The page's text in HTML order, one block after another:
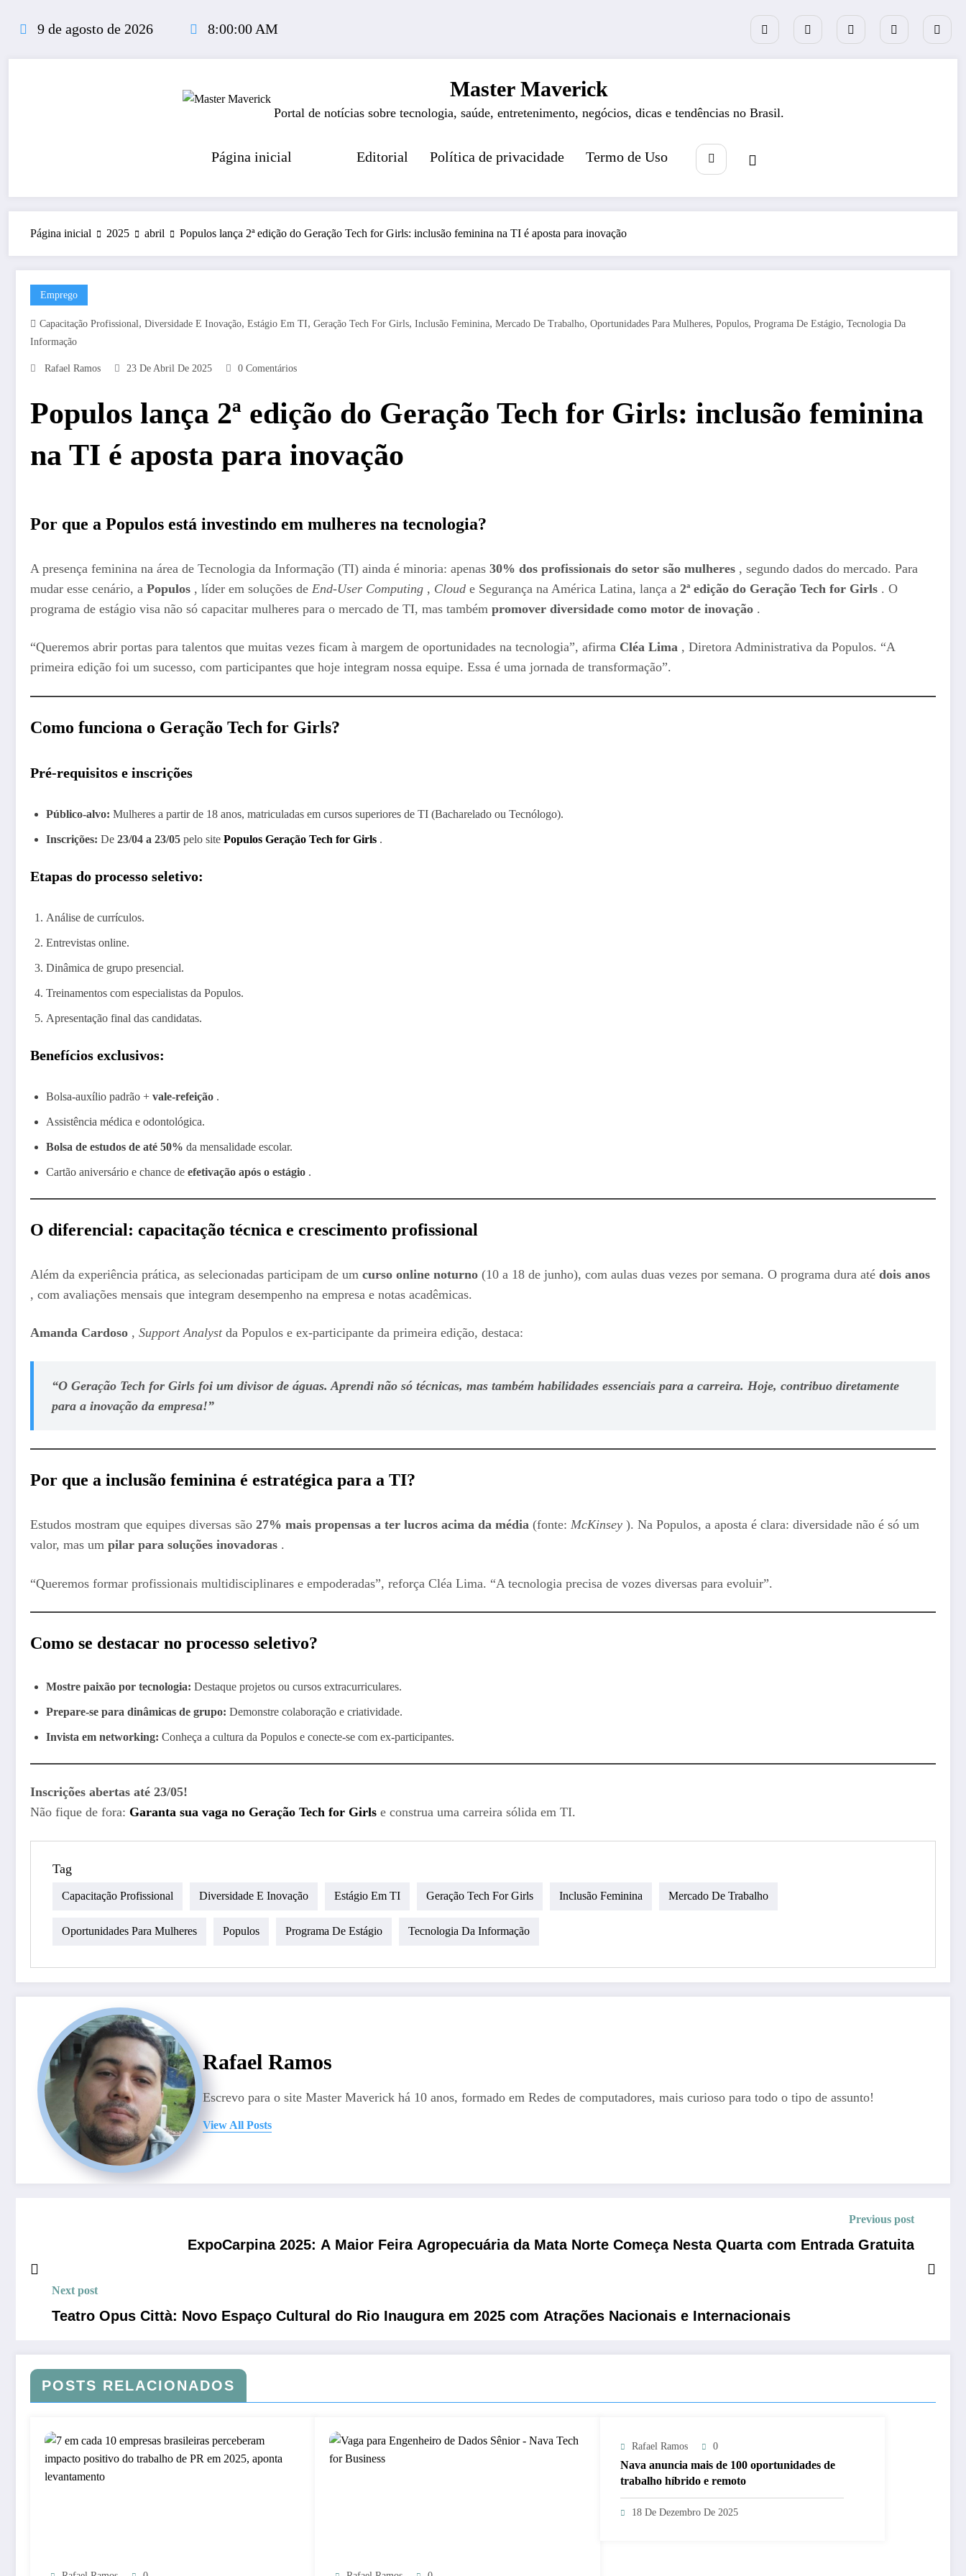
conteúdo
9 de agosto de 2026 8:00:01 AM
Master Maverick
Portal de notícias sobre tecnologia, saúde, entretenimento, negócios, dicas e tendências no Brasil.
Página inicial Editorial Política de privacidade Termo de Uso
Página inicial 2025 abril Populos lança 2ª edição do Geração Tech for Girls: inclusão feminina na TI é aposta para inovação
Emprego
Capacitação Profissional, Diversidade E Inovação, Estágio Em TI, Geração Tech For Girls, Inclusão Feminina, Mercado De Trabalho, Oportunidades Para Mulheres, Populos, Programa De Estágio, Tecnologia Da
Informação
Rafael Ramos 23 De Abril De 2025 0 Comentários
Populos lança 2ª edição do Geração Tech for Girls: inclusão feminina
na TI é aposta para inovação
Por que a Populos está investindo em mulheres na tecnologia?
A presença feminina na área de Tecnologia da Informação (TI) ainda é minoria: apenas 30% dos profissionais do setor são mulheres , segundo dados do mercado. Para
mudar esse cenário, a Populos , líder em soluções de End-User Computing , Cloud e Segurança na América Latina, lança a 2ª edição do Geração Tech for Girls . O
programa de estágio visa não só capacitar mulheres para o mercado de TI, mas também promover diversidade como motor de inovação .
“Queremos abrir portas para talentos que muitas vezes ficam à margem de oportunidades na tecnologia”, afirma Cléa Lima , Diretora Administrativa da Populos. “A
primeira edição foi um sucesso, com participantes que hoje integram nossa equipe. Essa é uma jornada de transformação”.
Como funciona o Geração Tech for Girls?
Pré-requisitos e inscrições
Público-alvo: Mulheres a partir de 18 anos, matriculadas em cursos superiores de TI (Bacharelado ou Tecnólogo).
Inscrições: De 23/04 a 23/05 pelo site Populos Geração Tech for Girls .
Etapas do processo seletivo:
Análise de currículos.
Entrevistas online.
Dinâmica de grupo presencial.
Treinamentos com especialistas da Populos.
Apresentação final das candidatas.
Benefícios exclusivos:
Bolsa-auxílio padrão + vale-refeição .
Assistência médica e odontológica.
Bolsa de estudos de até 50% da mensalidade escolar.
Cartão aniversário e chance de efetivação após o estágio .
O diferencial: capacitação técnica e crescimento profissional
Além da experiência prática, as selecionadas participam de um curso online noturno (10 a 18 de junho), com aulas duas vezes por semana. O programa dura até dois anos
, com avaliações mensais que integram desempenho na empresa e notas acadêmicas.
Amanda Cardoso , Support Analyst da Populos e ex-participante da primeira edição, destaca:
“O Geração Tech for Girls foi um divisor de águas. Aprendi não só técnicas, mas também habilidades essenciais para a carreira. Hoje, contribuo diretamente
para a inovação da empresa!”
Por que a inclusão feminina é estratégica para a TI?
Estudos mostram que equipes diversas são 27% mais propensas a ter lucros acima da média (fonte: McKinsey ). Na Populos, a aposta é clara: diversidade não é só um
valor, mas um pilar para soluções inovadoras .
“Queremos formar profissionais multidisciplinares e empoderadas”, reforça Cléa Lima. “A tecnologia precisa de vozes diversas para evoluir”.
Como se destacar no processo seletivo?
Mostre paixão por tecnologia: Destaque projetos ou cursos extracurriculares.
Prepare-se para dinâmicas de grupo: Demonstre colaboração e criatividade.
Invista em networking: Conheça a cultura da Populos e conecte-se com ex-participantes.
Inscrições abertas até 23/05!
Não fique de fora: Garanta sua vaga no Geração Tech for Girls e construa uma carreira sólida em TI.
Tag
Capacitação Profissional Diversidade E Inovação Estágio Em TI Geração Tech For Girls Inclusão Feminina Mercado De Trabalho
Oportunidades Para Mulheres Populos Programa De Estágio Tecnologia Da Informação
Rafael Ramos
Escrevo para o site Master Maverick há 10 anos, formado em Redes de computadores, mais curioso para todo o tipo de assunto!
View All Posts
Previous post
ExpoCarpina 2025: A Maior Feira Agropecuária da Mata Norte Começa Nesta Quarta com Entrada Gratuita
Next post
Teatro Opus Città: Novo Espaço Cultural do Rio Inaugura em 2025 com Atrações Nacionais e Internacionais
POSTS RELACIONADOS
Rafael Ramos 0
Nava anuncia mais de 100 oportunidades de
trabalho híbrido e remoto
18 De Dezembro De 2025